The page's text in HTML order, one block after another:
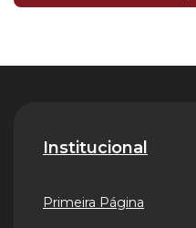
Institucional
Primeira Página